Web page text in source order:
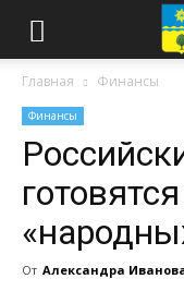
Главная Финансы
Финансы
От Александра